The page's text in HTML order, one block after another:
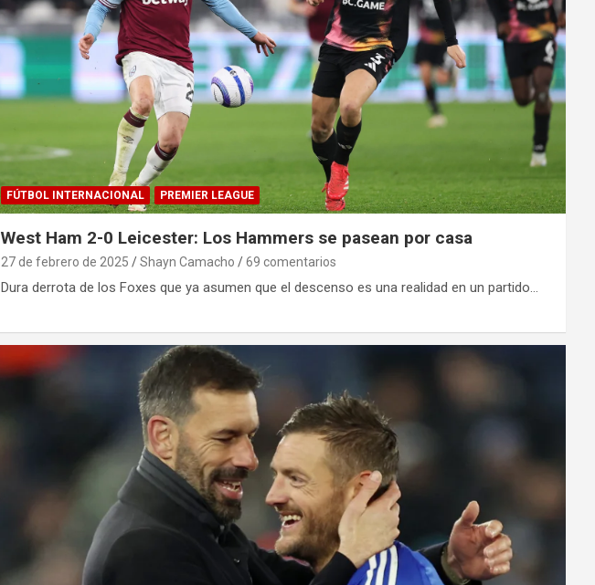
FÚTBOL INTERNACIONAL PREMIER LEAGUE
West Ham 2-0 Leicester: Los Hammers se pasean por casa
27 de febrero de 2025 Shayn Camacho 69 comentarios
Dura derrota de los Foxes que ya asumen que el descenso es una realidad en un partido…